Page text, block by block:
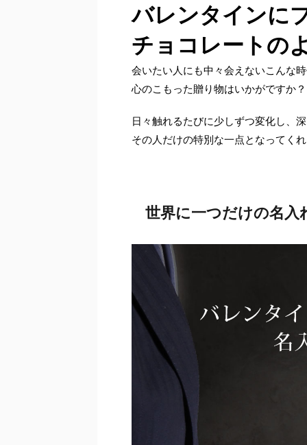
バレンタインに
チョコレートの
会いたい人にも中々会えないこんな
心のこもった贈り物はいかがですか？
日々触れるたびに少しずつ変化し、
その人だけの特別な一点となってく
世界に一つだけの名入